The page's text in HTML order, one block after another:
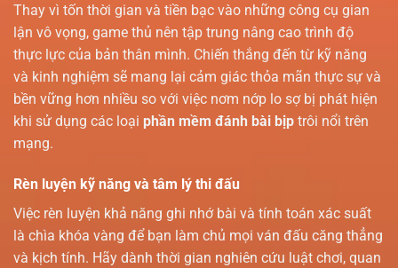
Thay vì tốn thời gian và tiền bạc vào những công cụ gian
lận vô vọng, game thủ nên tập trung nâng cao trình độ
thực lực của bản thân mình. Chiến thắng đến từ kỹ năng
và kinh nghiệm sẽ mang lại cảm giác thỏa mãn thực sự và
bền vững hơn nhiều so với việc nơm nớp lo sợ bị phát hiện
khi sử dụng các loại phần mềm đánh bài bịp trôi nổi trên
mạng.
Rèn luyện kỹ năng và tâm lý thi đấu
Việc rèn luyện khả năng ghi nhớ bài và tính toán xác suất
là chìa khóa vàng để bạn làm chủ mọi ván đấu căng thẳng
và kịch tính. Hãy dành thời gian nghiên cứu luật chơi, quan